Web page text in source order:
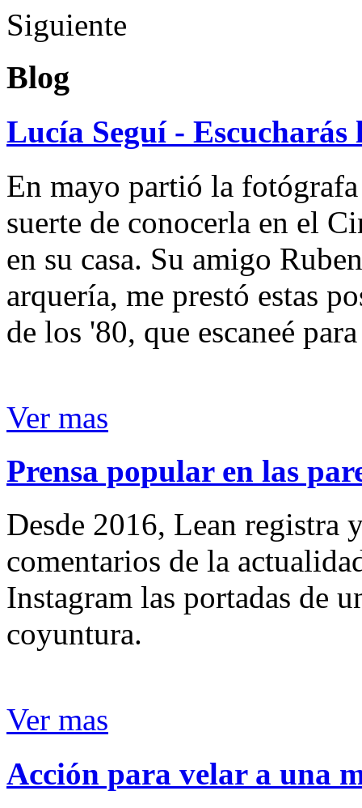
Siguiente
Blog
Lucía Seguí - Escucharás
En mayo partió la
suerte de conocerla en el
en su casa. Su amigo
arquería, me prestó estas
de los '80, que escaneé
Ver mas
Prensa popular en las
Desde 2016, Lean registra
comentarios de la
Instagram las portadas de
coyuntura.
Ver mas
Acción para velar a una